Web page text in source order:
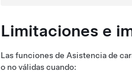
Limitaciones e
Las funciones de Asistencia de
o no válidas cuando: